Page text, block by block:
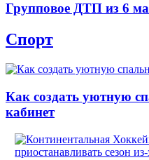
Групповое ДТП из 6
Спорт
Как создать уютную
кабинет